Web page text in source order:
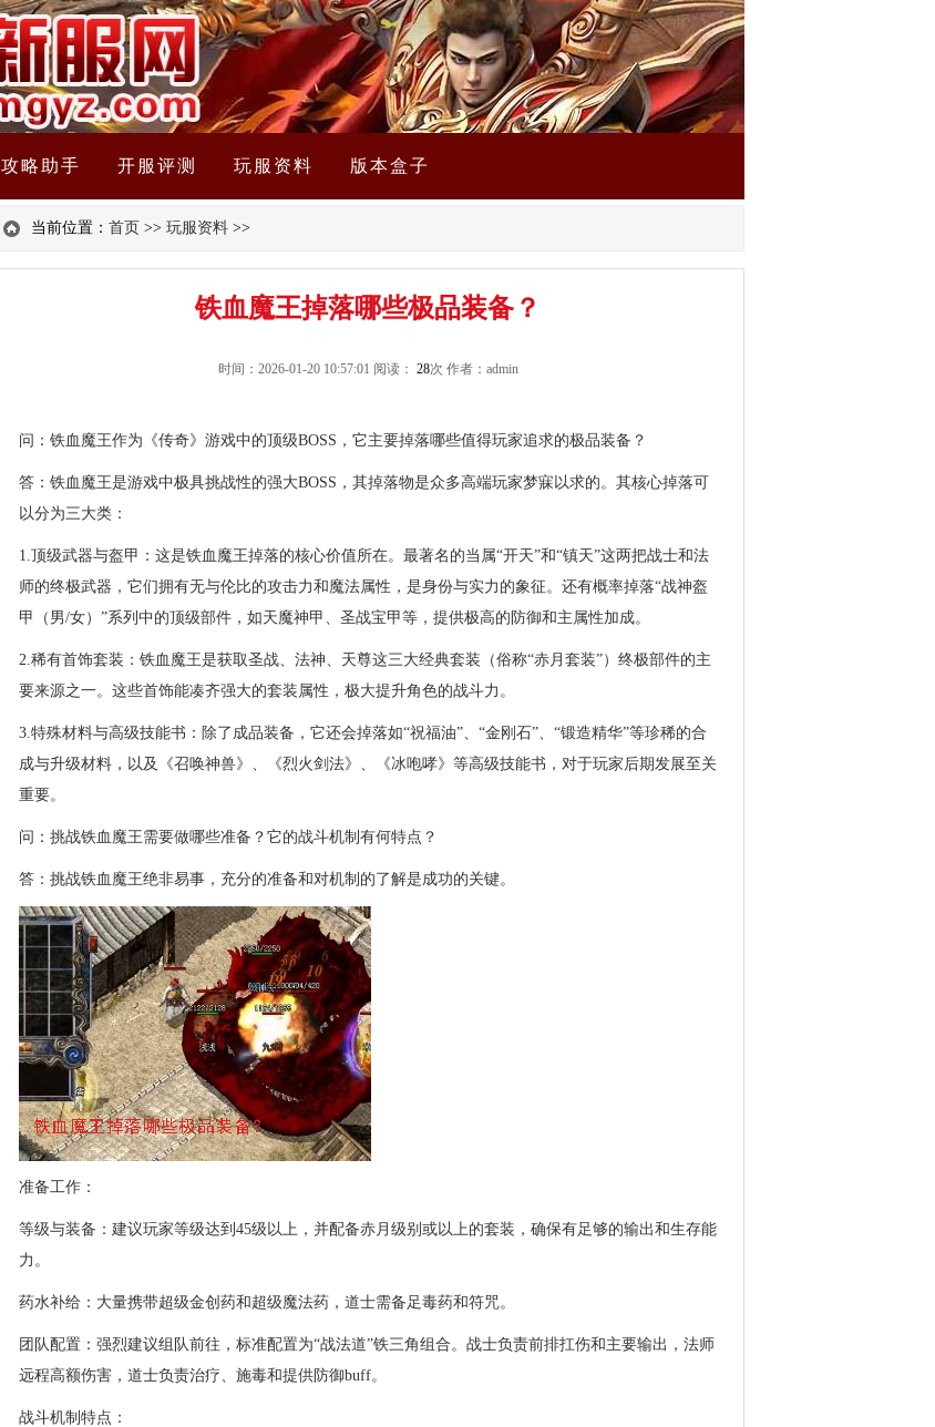
攻略助手 开服评测 玩服资料 版本盒子
当前位置： 首页 >> 玩服资料 >>
铁血魔王掉落哪些极品装备？
时间：2026-01-20 10:57:01 阅读： 28次 作者：admin
问：铁血魔王作为《传奇》游戏中的顶级BOSS，它主要掉落哪些值得玩家追求的极品装备 ？
答：铁血魔王是游戏中极具挑战性的强大BOSS，其掉落物是众多高端玩家梦寐以求的。其核心掉落可
以分为三大类：
1.顶级武器与盔甲：这是铁血魔王掉落的核心价值所在。最著名的当属“开天”和“镇天”这两把战士和法
师的终极武器，它们拥有无与伦比的攻击力和魔法属性，是身份与实力的象征。还有概率掉落“战神盔
甲（男/女）”系列中的顶级部件，如天魔神甲、圣战宝甲等，提供极高的防御和主属性加成。
2.稀有首饰套装：铁血魔王是获取圣战、法神、天尊这三大经典套装（俗称“赤月套装”）终极部件的主
要来源之一。这些首饰能凑齐强大的套装属性，极大提升角色的战斗力。
3.特殊材料与高级技能书：除了成品装备，它还会掉落如“祝福油”、“金刚石”、“锻造精华”等珍稀的合
成与升级材料，以及《召唤神兽》、《烈火剑法》、《冰咆哮》等高级技能书，对于玩家后期发展至关
重要。
问：挑战铁血魔王需要做哪些准备？它的战斗机制有何特点？
答：挑战铁血魔王绝非易事，充分的准备和对机制的了解是成功的关键。
准备工作：
等级与装备：建议玩家等级达到45级以上，并配备赤月级别或以上的套装，确保有足够的输出和生存能
力。
药水补给：大量携带超级金创药和超级魔法药，道士需备足毒药和符咒。
团队配置：强烈建议组队前往，标准配置为“战法道”铁三角组合。战士负责前排扛伤和主要输出，法师
远程高额伤害，道士负责治疗、施毒和提供防御buff。
战斗机制特点：